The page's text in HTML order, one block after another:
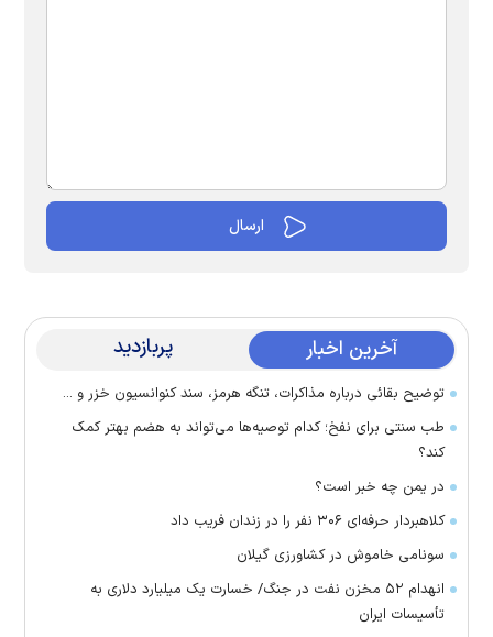
آخرین اخبار پربازدید
توضیح بقائی درباره مذاکرات، تنگه هرمز، سند کنوانسیون خزر و ...
طب سنتی برای نفخ؛ کدام توصیه‌ها می‌تواند به هضم بهتر کمک
کند؟
در یمن چه خبر است؟
کلاهبردار حرفه‌ای ۳۰۶ نفر را در زندان فریب داد
سونامی خاموش در کشاورزی گیلان
انهدام ۵۲ مخزن نفت در جنگ/ خسارت یک میلیارد دلاری به
تأسیسات ایران